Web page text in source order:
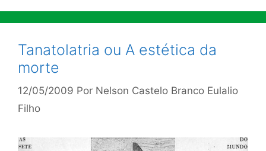
Tanatolatria ou A estética da
morte
12/05/2009 Por Nelson Castelo Branco Eulalio
Filho